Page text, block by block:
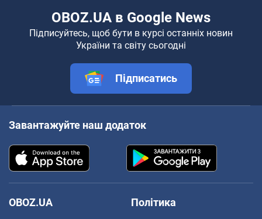
OBOZ.UA в Google News
Підписуйтесь, щоб бути в курсі останніх новин
України та світу сьогодні
Підписатись
Завантажуйте наш додаток
OBOZ.UA
Політика